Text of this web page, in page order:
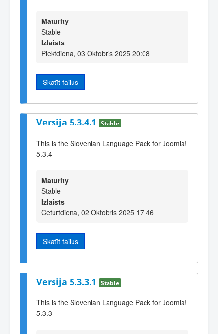
Maturity
Stable
Izlaists
Piektdiena, 03 Oktobris 2025 20:08
Skatīt failus
Versija 5.3.4.1 Stable
This is the Slovenian Language Pack for Joomla!
5.3.4
Maturity
Stable
Izlaists
Ceturtdiena, 02 Oktobris 2025 17:46
Skatīt failus
Versija 5.3.3.1 Stable
This is the Slovenian Language Pack for Joomla!
5.3.3